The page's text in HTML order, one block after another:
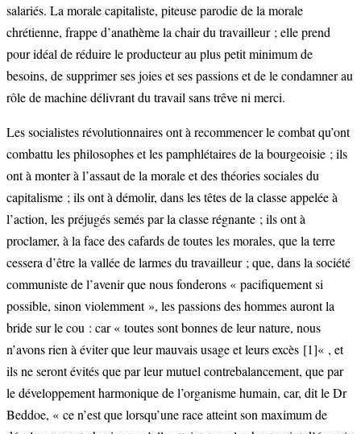
salariés. La morale capitaliste, piteuse parodie de la morale
chrétienne, frappe d’anathème la chair du travailleur ; elle prend
pour idéal de réduire le producteur au plus petit minimum de
besoins, de supprimer ses joies et ses passions et de le condamner au
rôle de machine délivrant du travail sans trêve ni merci.
Les socialistes révolutionnaires ont à recommencer le combat qu’ont
combattu les philosophes et les pamphlétaires de la bourgeoisie ; ils
ont à monter à l’assaut de la morale et des théories sociales du
capitalisme ; ils ont à démolir, dans les têtes de la classe appelée à
l’action, les préjugés semés par la classe régnante ; ils ont à
proclamer, à la face des cafards de toutes les morales, que la terre
cessera d’être la vallée de larmes du travailleur ; que, dans la société
communiste de l’avenir que nous fonderons « pacifiquement si
possible, sinon violemment », les passions des hommes auront la
bride sur le cou : car « toutes sont bonnes de leur nature, nous
n’avons rien à éviter que leur mauvais usage et leurs excès [1]« , et
ils ne seront évités que par leur mutuel contrebalancement, que par
le développement harmonique de l’organisme humain, car, dit le Dr
Beddoe, « ce n’est que lorsqu’une race atteint son maximum de